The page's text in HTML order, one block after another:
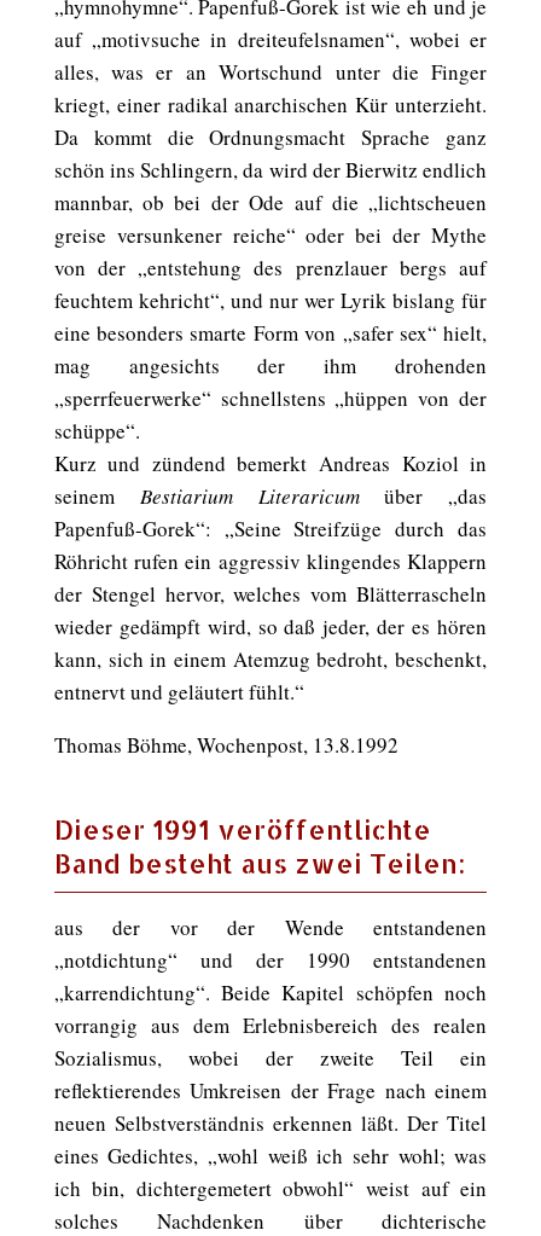
„hymnohymne“. Papenfuß-Gorek ist wie eh und je
auf „motivsuche in dreiteufelsnamen“, wobei er
alles, was er an Wortschund unter die Finger
kriegt, einer radikal anarchischen Kür unterzieht.
Da kommt die Ordnungsmacht Sprache ganz
schön ins Schlingern, da wird der Bierwitz endlich
mannbar, ob bei der Ode auf die „lichtscheuen
greise versunkener reiche“ oder bei der Mythe
von der „entstehung des prenzlauer bergs auf
feuchtem kehricht“, und nur wer Lyrik bislang für
eine besonders smarte Form von „safer sex“ hielt,
mag angesichts der ihm drohenden
„sperrfeuerwerke“ schnellstens „hüppen von der
schüppe“.
Kurz und zündend bemerkt Andreas Koziol in
seinem Bestiarium Literaricumüber „das
Papenfuß-Gorek“: „Seine Streifzüge durch das
Röhricht rufen ein aggressiv klingendes Klappern
der Stengel hervor, welches vom Blätterrascheln
wieder gedämpft wird, so daß jeder, der es hören
kann, sich in einem Atemzug bedroht, beschenkt,
entnervt und geläutert fühlt.“
Thomas Böhme, Wochenpost, 13.8.1992
Dieser 1991 veröffentlichte
Band besteht aus zwei Teilen:
aus der vor der Wende entstandenen
„notdichtung“ und der 1990 entstandenen
„karrendichtung“. Beide Kapitel schöpfen noch
vorrangig aus dem Erlebnisbereich des realen
Sozialismus, wobei der zweite Teil ein
reflektierendes Umkreisen der Frage nach einem
neuen Selbstverständnis erkennen läßt. Der Titel
eines Gedichtes, „wohl weiß ich sehr wohl; was
ich bin, dichtergemetert obwohl“ weist auf ein
solches Nachdenken über dichterische